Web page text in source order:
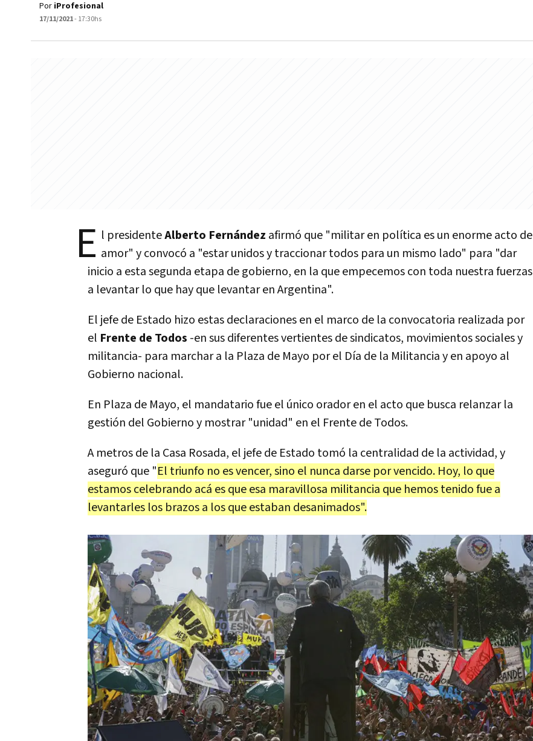
Por iProfesional
17/11/2021- 17:30hs
E l presidenteAlberto Fernández afirmó que "militar en política es un enorme acto de
amor" y convocó a "estar unidos y traccionar todos para un mismo lado" para "dar
inicio a esta segunda etapa de gobierno, en la que empecemos con toda nuestra fuerzas
a levantar lo que hay que levantar en Argentina".
El jefe de Estado hizo estas declaraciones en el marco de la convocatoria realizada por
el Frente de Todos -en sus diferentes vertientes de sindicatos, movimientos sociales y
militancia- para marchar a la Plaza de Mayo por el Día de la Militancia y en apoyo al
Gobierno nacional.
En Plaza de Mayo, el mandatario fue el único orador en el acto que busca relanzar la
gestión del Gobierno y mostrar "unidad" en el Frente de Todos.
A metros de la Casa Rosada, el jefe de Estado tomó la centralidad de la actividad, y
aseguró que "El triunfo no es vencer, sino el nunca darse por vencido. Hoy, lo que
estamos celebrando acá es que esa maravillosa militancia que hemos tenido fue a
levantarles los brazos a los que estaban desanimados".